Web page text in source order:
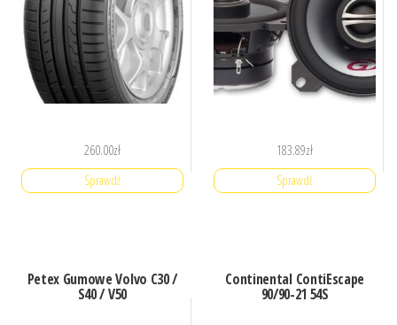
260.00zł
Sprawdź
183.89zł
Sprawdź
Petex Gumowe Volvo C30 /
S40 / V50
Continental ContiEscape
90/90-21 54S